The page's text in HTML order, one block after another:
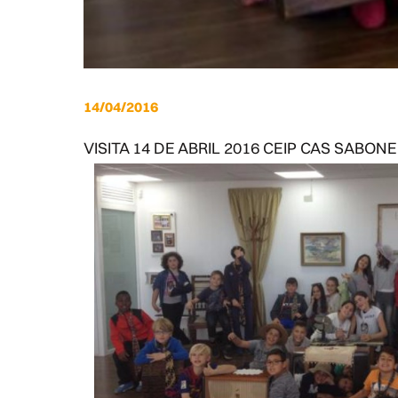
14/04/2016
VISITA 14 DE ABRIL 2016 CEIP CAS